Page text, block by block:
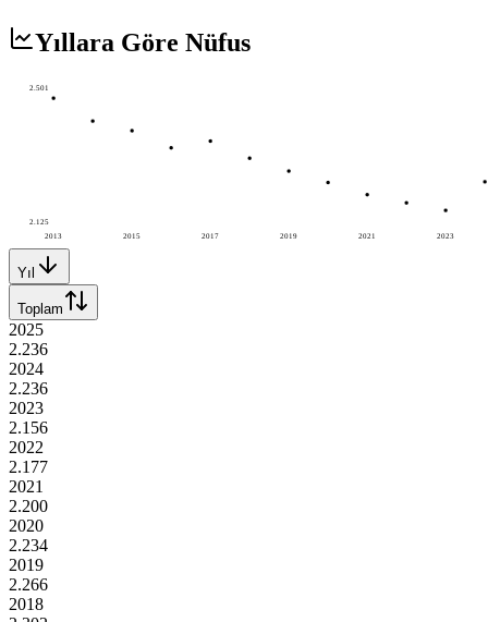
Yıllara Göre Nüfus
2013 2015 2017 2019 2021 2023
2.501
2.125
Yıl
Toplam
2025
2.236
2024
2.236
2023
2.156
2022
2.177
2021
2.200
2020
2.234
2019
2.266
2018